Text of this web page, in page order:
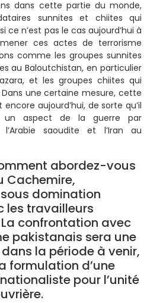
dans cette partie du monde,
sunnites et chiites qui
n’est pas le cas aujourd’hui à
ces actes de terrorisme
comme les groupes sunnites
au Baloutchistan, en particulier
et les groupes chiites qui
une certaine mesure, cette
aujourd’hui, de sorte qu’il
un aspect de la guerre par
saoudite et l’Iran au
abordez-vous
Cachemire,
domination
les travailleurs
confrontation avec
pakistanais sera une
la période à venir,
formulation d’une
pour l’unité